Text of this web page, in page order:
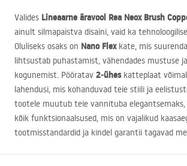
Valides Lineaarne äravool Rea Neox Brush
ainult silmapaistva disaini, vaid ka
Oluliseks osaks on Nano Flexkate, mis
lihtsustab puhastamist, vähendades mustuse
kogunemist. Pööratav 2‑üheskatteplaat
lahendusi, mis kohanduvad teie stiili ja
tootele muutub teie vannituba elegantsemaks,
kõik funktsionaalsused, mis on vajalikud
tootmisstandardid ja kindel garantii tagavad